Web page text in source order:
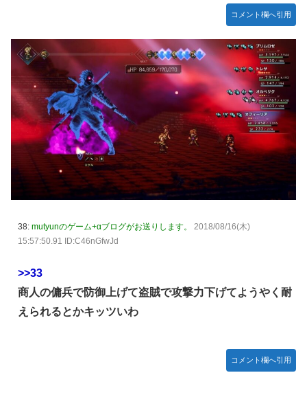
コメント欄へ引用
38: mutyunのゲーム+αブログがお送りします。
2018/08/16(木)
15:57:50.91 ID:C46nGfwJd
>>33
商人の傭兵で防御上げて盗賊で攻撃力下げてようやく耐
えられるとかキッツいわ
コメント欄へ引用